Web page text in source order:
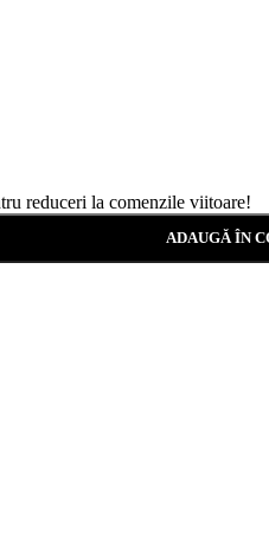
reduceri la comenzile viitoare!
ADAUGĂ ÎN